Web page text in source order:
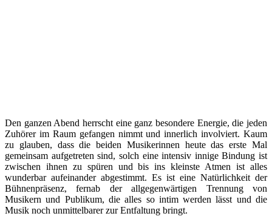
Den ganzen Abend herrscht eine ganz besondere Energie, die jeden
Zuhörer im Raum gefangen nimmt und innerlich involviert. Kaum
zu glauben, dass die beiden Musikerinnen heute das erste Mal
gemeinsam aufgetreten sind, solch eine intensiv innige Bindung ist
zwischen ihnen zu spüren und bis ins kleinste Atmen ist alles
wunderbar aufeinander abgestimmt. Es ist eine Natürlichkeit der
Bühnenpräsenz, fernab der allgegenwärtigen Trennung von
Musikern und Publikum, die alles so intim werden lässt und die
Musik noch unmittelbarer zur Entfaltung bringt.